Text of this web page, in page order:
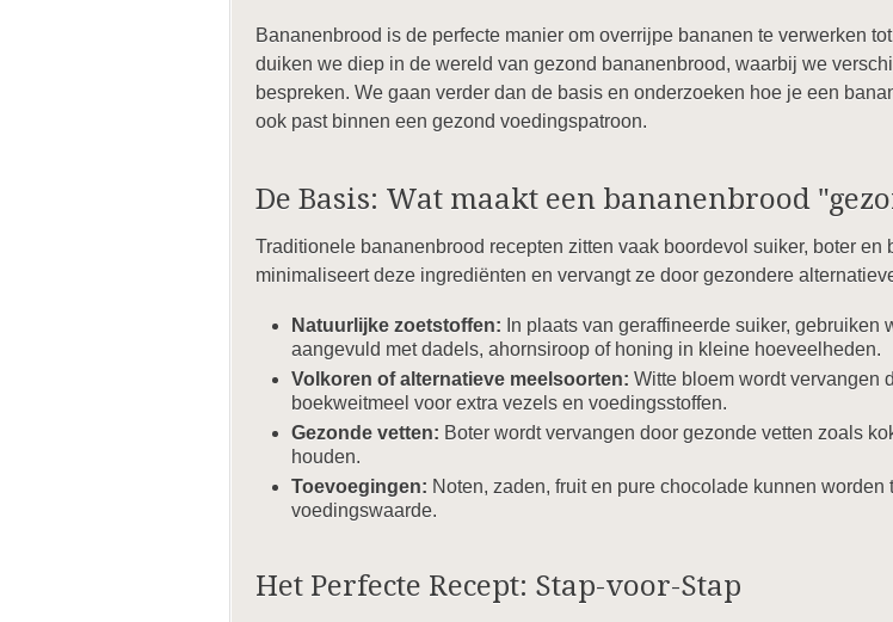
Bananenbrood is de perfecte manier om overrijpe bananen te verwerken
duiken we diep in de wereld van gezond bananenbrood, waarbij we
bespreken. We gaan verder dan de basis en onderzoeken hoe je een
ook past binnen een gezond voedingspatroon.
De Basis: Wat maakt een bananenbrood
Traditionele bananenbrood recepten zitten vaak boordevol suiker, boter
minimaliseert deze ingrediënten en vervangt ze door gezondere
Natuurlijke zoetstoffen: In plaats van geraffineerde suiker,
aangevuld met dadels, ahornsiroop of honing in kleine hoeveelheden.
Volkoren of alternatieve meelsoorten: Witte bloem wordt vervangen
boekweitmeel voor extra vezels en voedingsstoffen.
Gezonde vetten: Boter wordt vervangen door gezonde vetten zoals
houden.
Toevoegingen: Noten, zaden, fruit en pure chocolade kunnen
voedingswaarde.
Het Perfecte Recept: Stap-voor-Stap